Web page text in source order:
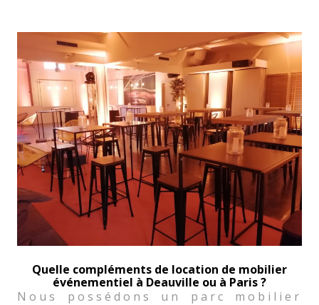
Quelle compléments de location de mobilier
événementiel à Deauville ou à Paris ?
Nous possédons un parc mobilier